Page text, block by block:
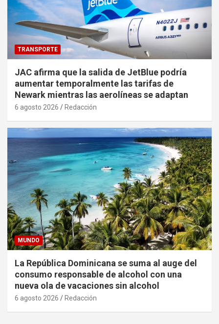
TRANSPORTE
JAC afirma que la salida de JetBlue podría
aumentar temporalmente las tarifas de
Newark mientras las aerolíneas se adaptan
6 agosto 2026 Redacción
MUNDO
La República Dominicana se suma al auge del
consumo responsable de alcohol con una
nueva ola de vacaciones sin alcohol
6 agosto 2026 Redacción